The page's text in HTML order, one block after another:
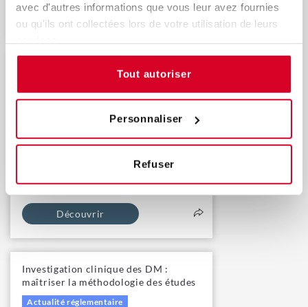
avec d'autres informations que vous leur avez fournies
ou qu'ils ont collectées lors de votre utilisation de leurs
Tout autoriser
Personnaliser
Refuser
Découvrir
ARN messagers : produits, procédés
Découvrir
Investigation clinique des DM :
maîtriser la méthodologie des études
Actualité réglementaire